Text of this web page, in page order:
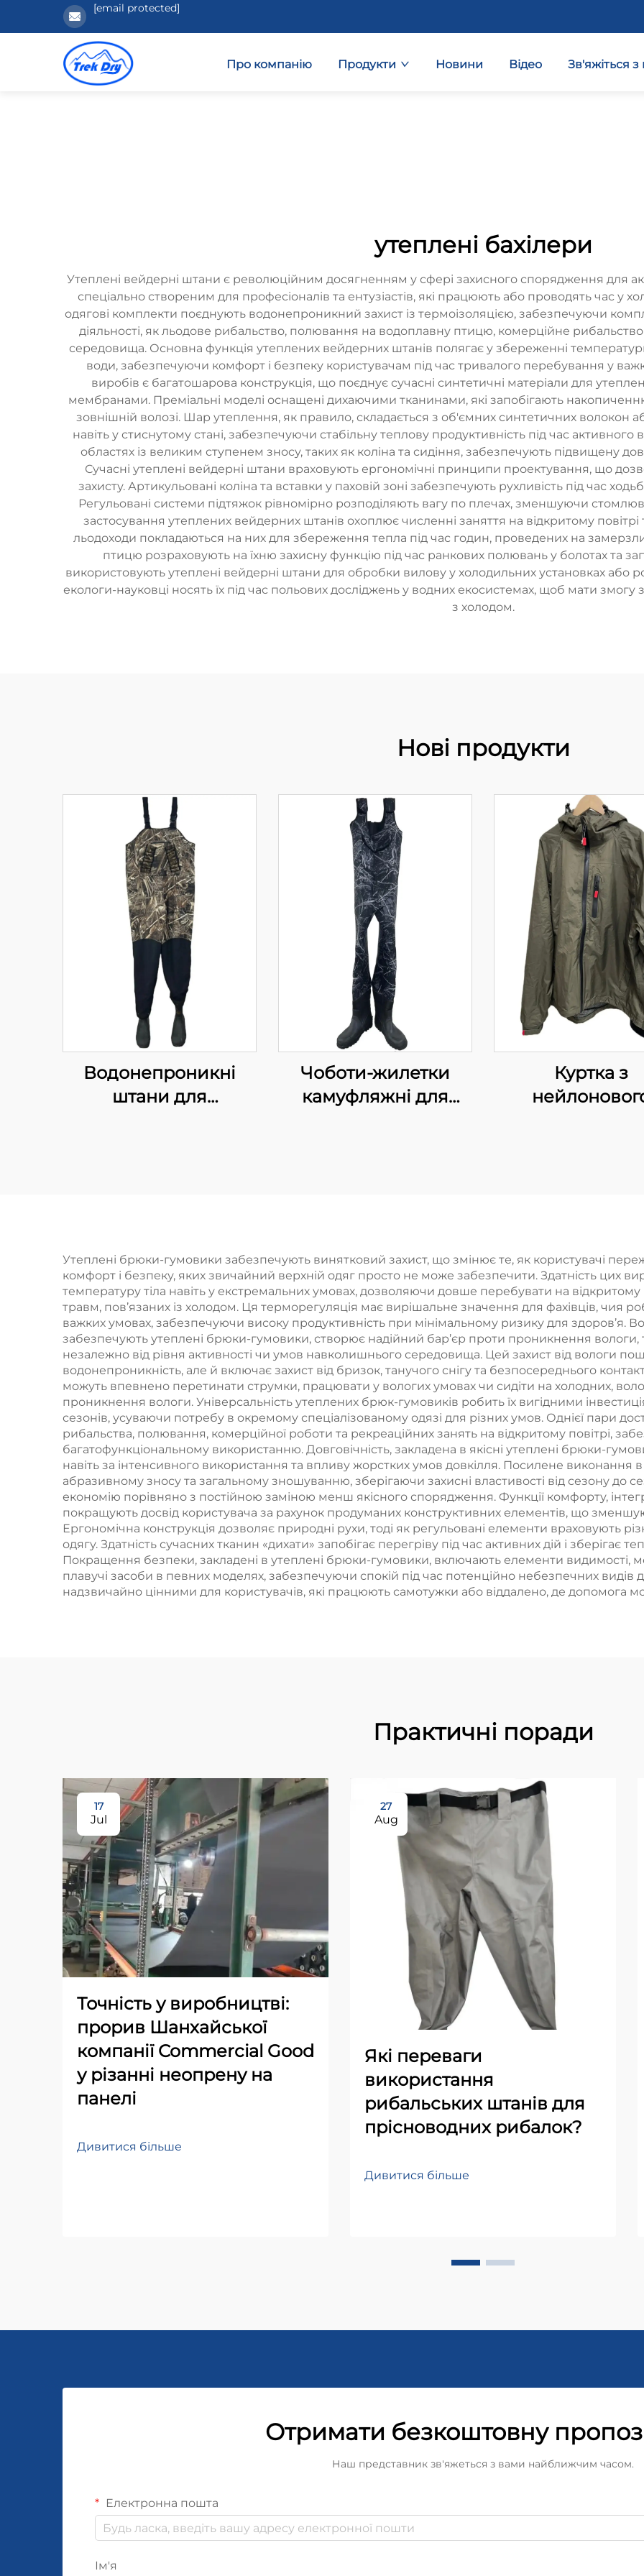
[email protected]
Про компанію Продукти Новини Відео Зв'яжіться
утеплені бахілери
Утеплені вейдерні штани є революційним досягненням у сфері захисного спорядження для
спеціально створеним для професіоналів та ентузіастів, які працюють або проводять час у
одягові комплекти поєднують водонепроникний захист із термоізоляцією, забезпечуючи
діяльності, як льодове рибальство, полювання на водоплавну птицю, комерційне
середовища. Основна функція утеплених вейдерних штанів полягає у збереженні
води, забезпечуючи комфорт і безпеку користувачам під час тривалого перебування у
виробів є багатошарова конструкція, що поєднує сучасні синтетичні матеріали для
мембранами. Преміальні моделі оснащені дихаючими тканинами, які запобігають
зовнішній волозі. Шар утеплення, як правило, складається з об'ємних синтетичних волокон
навіть у стиснутому стані, забезпечуючи стабільну теплову продуктивність під час
областях із великим ступенем зносу, таких як коліна та сидіння, забезпечують підвищену
Сучасні утеплені вейдерні штани враховують ергономічні принципи проектування, що
захисту. Артикульовані коліна та вставки у паховій зоні забезпечують рухливість під час
Регульовані системи підтяжок рівномірно розподіляють вагу по плечах, зменшуючи
застосування утеплених вейдерних штанів охоплює численні заняття на відкритому повітрі
льодоходи покладаються на них для збереження тепла під час годин, проведених на
птицю розраховують на їхню захисну функцію під час ранкових полювань у болотах та
використовують утеплені вейдерні штани для обробки вилову у холодильних установках або
екологи-науковці носять їх під час польових досліджень у водних екосистемах, щоб мати
з холодом.
Нові продукти
Водонепроникні
штани для
Чоботи-жилетки
камуфляжні для
Куртка з
Утеплені брюки-гумовики забезпечують винятковий захист, що змінює те, як користувачі
комфорт і безпеку, яких звичайний верхній одяг просто не може забезпечити. Здатність цих
температуру тіла навіть у екстремальних умовах, дозволяючи довше перебувати на
травм, пов’язаних із холодом. Ця терморегуляція має вирішальне значення для фахівців, чия
важких умовах, забезпечуючи високу продуктивність при мінімальному ризику для здоров’я.
забезпечують утеплені брюки-гумовики, створює надійний бар’єр проти проникнення
незалежно від рівня активності чи умов навколишнього середовища. Цей захист від вологи
водонепроникність, але й включає захист від бризок, танучого снігу та безпосереднього
можуть впевнено перетинати струмки, працювати у вологих умовах чи сидіти на холодних,
проникнення вологи. Універсальність утеплених брюк-гумовиків робить їх вигідними
сезонів, усуваючи потребу в окремому спеціалізованому одязі для різних умов. Однієї пари
рибальства, полювання, комерційної роботи та рекреаційних занять на відкритому повітрі,
багатофункціональному використанню. Довговічність, закладена в якісні утеплені брюки-
навіть за інтенсивного використання та впливу жорстких умов довкілля. Посилене виконання
абразивному зносу та загальному зношуванню, зберігаючи захисні властивості від сезону до
економію порівняно з постійною заміною менш якісного спорядження. Функції комфорту,
покращують досвід користувача за рахунок продуманих конструктивних елементів, що
Ергономічна конструкція дозволяє природні рухи, тоді як регульовані елементи враховують
одягу. Здатність сучасних тканин «дихати» запобігає перегріву під час активних дій і зберігає
Покращення безпеки, закладені в утеплені брюки-гумовики, включають елементи видимості,
плавучі засоби в певних моделях, забезпечуючи спокій під час потенційно небезпечних видів
надзвичайно цінними для користувачів, які працюють самотужки або віддалено, де допомога
Практичні поради
17
Jul
Точність у виробництві:
прорив Шанхайської
компанії Commercial Good
у різанні неопрену на
панелі
Дивитися більше
27
Aug
Які переваги
використання
рибальських штанів для
прісноводних рибалок?
Дивитися більше
Отримати безкоштовну
Наш представник зв'яжеться з вами найближчим часом.
Електронна пошта
Ім'я